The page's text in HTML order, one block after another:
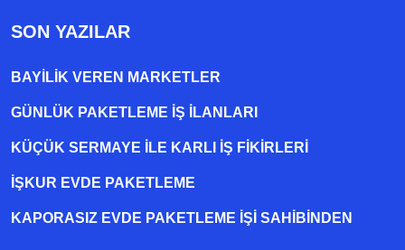
SON YAZILAR
BAYILIK VEREN MARKETLER
GÜNLÜK PAKETLEME İŞ İLANLARI
KÜÇÜK SERMAYE ILE KARLI İŞ FIKIRLERI
İŞKUR EVDE PAKETLEME
KAPORASIZ EVDE PAKETLEME IŞI SAHIBINDEN